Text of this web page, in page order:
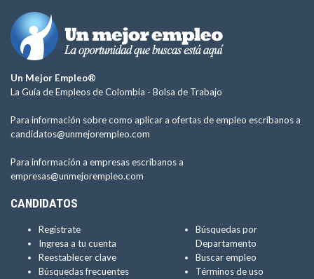
Un Mejor Empleo®
La Guía de Empleos de Colombia - Bolsa de Trabajo
Para información sobre como aplicar a ofertas de empleo escríbanos a
candidatos@unmejorempleo.com
Para información a empresas escríbanos a
empresas@unmejorempleo.com
CANDIDATOS
Regístrate
Ingresa a tu cuenta
Reestablecer clave
Búsquedas frecuentes
Búsquedas por
Departamento
Buscar empleo
Términos de uso